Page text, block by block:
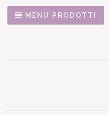
MENU PRODOTTI